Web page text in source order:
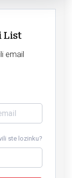
List
email
ste lozinku?